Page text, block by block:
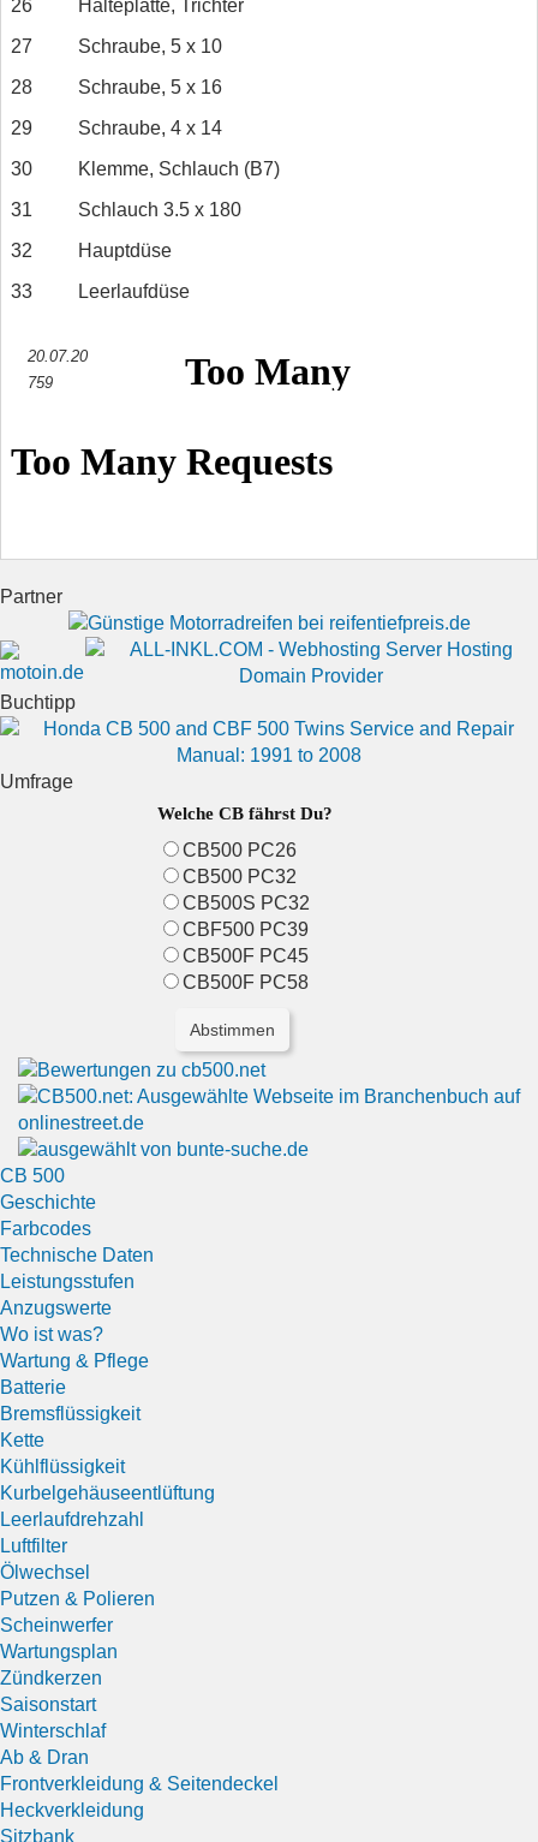
26
Halteplatte, Trichter
27
Schraube, 5 x 10
28
Schraube, 5 x 16
29
Schraube, 4 x 14
30
Klemme, Schlauch (B7)
31
Schlauch 3.5 x 180
32
Hauptdüse
33
Leerlaufdüse
20.07.20
759
Partner
Buchtipp
Umfrage
Welche CB fährst Du?
CB500 PC26
CB500 PC32
CB500S PC32
CBF500 PC39
CB500F PC45
CB500F PC58
CB 500
Geschichte
Farbcodes
Technische Daten
Leistungsstufen
Anzugswerte
Wo ist was?
Wartung & Pflege
Batterie
Bremsflüssigkeit
Kette
Kühlflüssigkeit
Kurbelgehäuseentlüftung
Leerlaufdrehzahl
Luftfilter
Ölwechsel
Putzen & Polieren
Scheinwerfer
Wartungsplan
Zündkerzen
Saisonstart
Winterschlaf
Ab & Dran
Frontverkleidung & Seitendeckel
Heckverkleidung
Sitzbank